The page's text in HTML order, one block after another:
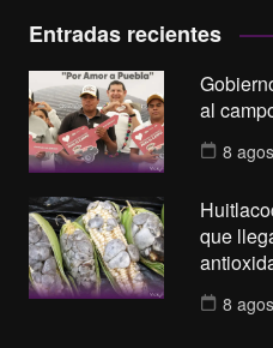
Entradas recientes
al
8
que
8